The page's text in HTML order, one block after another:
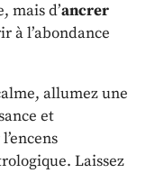
mais d’ancrer
à l’abondance
allumez une
et
Laissez